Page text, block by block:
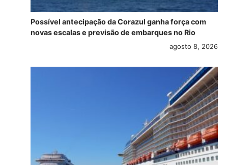
Possível antecipação da Corazul ganha força com
novas escalas e previsão de embarques no Rio
agosto 8, 2026